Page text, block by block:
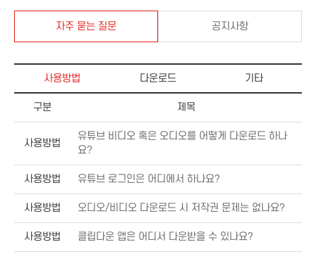
자주 묻는 질문 공지사항
사용방법 다운로드 기타
구분 제목
사용방법
유튜브 비디오 혹은 오디오를 어떻게 다운로드 하나
요?
사용방법 유튜브 로그인은 어디에서 하나요?
사용방법 오디오/비디오 다운로드 시 저작권 문제는 없나요?
사용방법 클립다운 앱은 어디서 다운받을 수 있나요?